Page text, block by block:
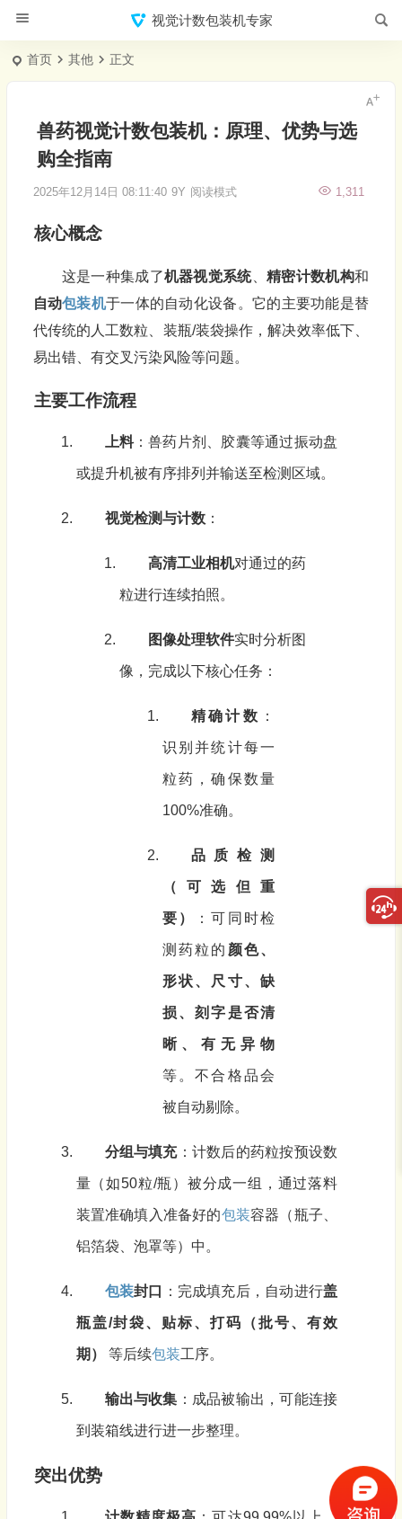
视觉计数包装机专家
首页 其他 正文
兽药视觉计数包装机：原理、优势与选
购全指南
2025年12月14日 08:11:40 9Y 1,311
阅读模式
核心概念
这是一种集成了机器视觉系统、精密计数机构和
自动包装机于一体的自动化设备。它的主要功能是替
代传统的人工数粒、装瓶/装袋操作，解决效率低下、
易出错、有交叉污染风险等问题。
主要工作流程
上料：兽药片剂、胶囊等通过振动盘
或提升机被有序排列并输送至检测区域。
视觉检测与计数：
高清工业相机对通过的药
粒进行连续拍照。
图像处理软件实时分析图
像，完成以下核心任务：
精确计数 ：
识别并统计每一
粒药，确保数量
100%准确。
品质检测
（可选但重
要） ：可同时检
测药粒的 颜色、
形状、尺寸、缺
损、刻字是否清
晰、有无异物
等。不合格品会
被自动剔除。
分组与填充：计数后的药粒按预设数
量（如50粒/瓶）被分成一组，通过落料
装置准确填入准备好的包装容器（瓶子、
铝箔袋、泡罩等）中。
包装封口 ：完成填充后，自动进行盖
瓶盖/封袋、贴标、打码（批号、有效
期） 等后续包装工序。
输出与收集 ：成品被输出，可能连接
到装箱线进行进一步整理。
突出优势